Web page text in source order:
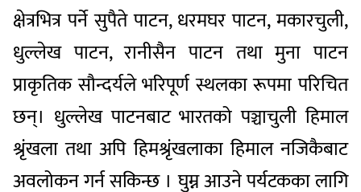
क्षेत्रभित्र पर्ने सुपैते पाटन, धरमघर पाटन, मकारचुली,
धुल्लेख पाटन, रानीसैन पाटन तथा मुना पाटन
प्राकृतिक सौन्दर्यले भरिपूर्ण स्थलका रूपमा परिचित
छन्। धुल्लेख पाटनबाट भारतको पञ्चाचुली हिमाल
श्रृंखला तथा अपि हिमश्रृंखलाका हिमाल नजिकैबाट
अवलोकन गर्न सकिन्छ । घुम्न आउने पर्यटकका लागि